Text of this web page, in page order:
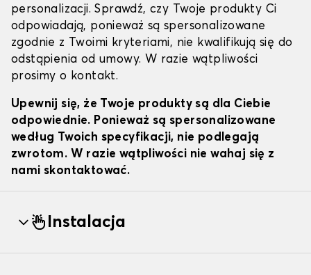
personalizacji. Sprawdź, czy Twoje produkty Ci
odpowiadają, ponieważ są spersonalizowane
zgodnie z Twoimi kryteriami, nie kwalifikują się do
odstąpienia od umowy. W razie wątpliwości
prosimy o kontakt.
Upewnij się, że Twoje produkty są dla Ciebie
odpowiednie. Ponieważ są spersonalizowane
według Twoich specyfikacji, nie podlegają
zwrotom. W razie wątpliwości nie wahaj się z
nami skontaktować.
Instalacja